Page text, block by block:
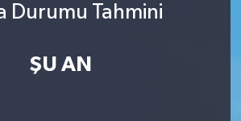
Durumu Tahmini
ŞU AN